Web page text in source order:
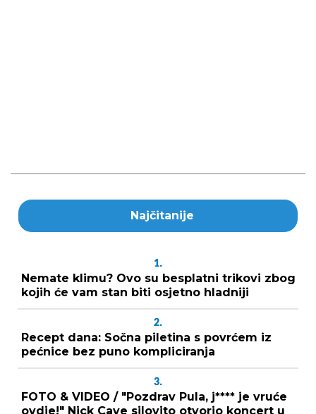
Najčitanije
1.
Nemate klimu? Ovo su besplatni trikovi zbog
kojih će vam stan biti osjetno hladniji
2.
Recept dana: Sočna piletina s povrćem iz
pećnice bez puno kompliciranja
3.
FOTO & VIDEO / "Pozdrav Pula, j**** je vruće
ovdje!" Nick Cave silovito otvorio koncert u